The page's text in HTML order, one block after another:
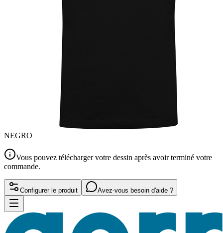
NEGRO
Vous pouvez télécharger votre dessin après avoir terminé votre
commande.
Configurer le produit Avez-vous besoin d'aide ?